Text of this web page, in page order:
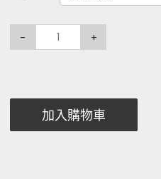
- +
加入購物車